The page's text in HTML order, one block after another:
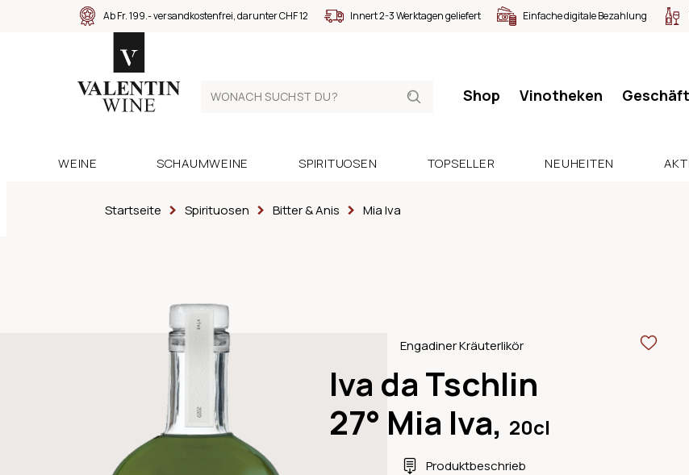
Ab Fr. 199.- versandkostenfrei, darunter CHF 12 Innert 2-3 Werktagen geliefert Einfache digitale Bezahlung
Shop Vinotheken
WEINE SCHAUMWEINE SPIRITUOSEN TOPSELLER NEUHEITEN
Startseite Spirituosen Bitter & Anis Mia Iva
Engadiner Kräuterlikör
Iva da Tschlin
27° Mia Iva, 20cl
Produktbeschrieb